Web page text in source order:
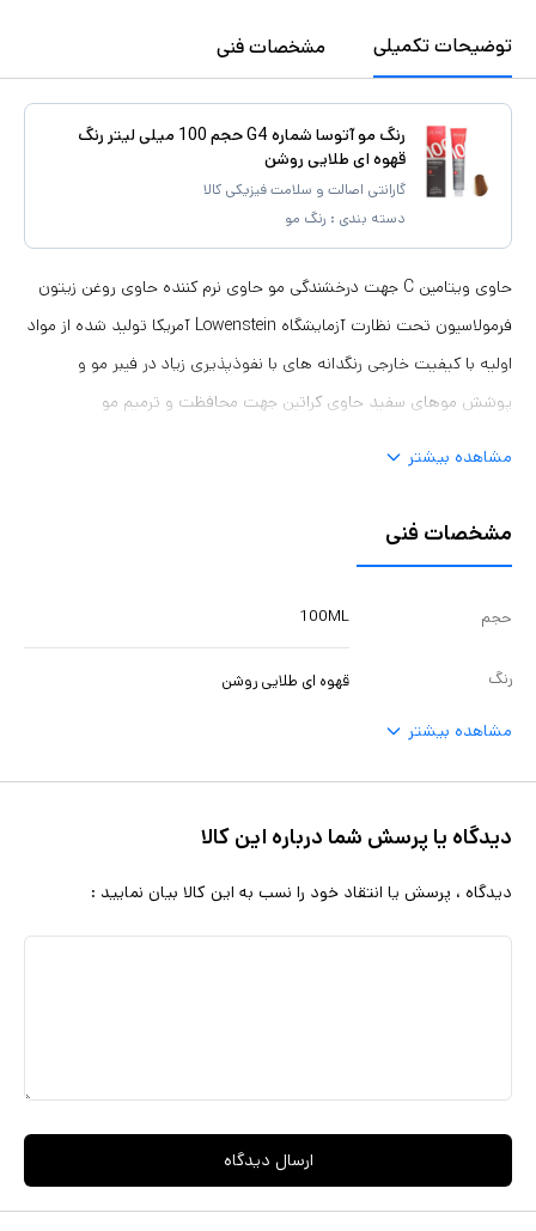
توضیحات تکمیلی مشخصات فنی
رنگ مو آتوسا شماره G4 حجم 100 میلی لیتر رنگ
قهوه ای طلایی روشن
گارانتی اصالت و سلامت فیزیکی کالا
دسته بندی : رنگ مو
حاوی ویتامین C جهت درخشندگی مو حاوی نرم کننده حاوی روغن زیتون
فرمولاسیون تحت نظارت آزمایشگاه Lowenstein آمریکا تولید شده از مواد
اولیه با کیفیت خارجی رنگدانه های با نفوذپذیری زیاد در فیبر مو و
پوشش موهای سفید حاوی کراتین جهت محافظت و ترمیم مو
مشاهده بیشتر
مشخصات فنی
حجم 100ML
رنگ قهوه ای طلایی روشن
مشاهده بیشتر
دیدگاه یا پرسش شما درباره این کالا
دیدگاه ، پرسش یا انتقاد خود را نسب به این کالا بیان نمایید :
ارسال دیدگاه